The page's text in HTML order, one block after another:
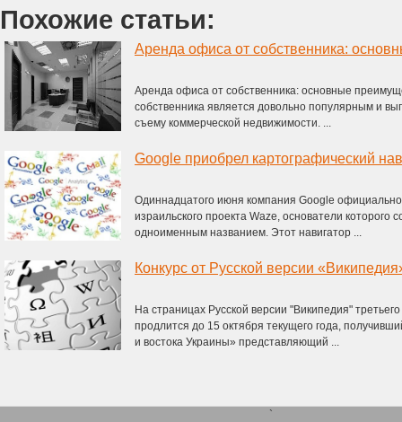
Похожие статьи:
Аренда офиса от собственника:
Аренда офиса от собственника: основные
собственника является довольно популярным и
съему коммерческой недвижимости. ...
Google приобрел картографический
Одиннадцатого июня компания Google
израильского проекта Waze, основатели которого
одноименным названием. Этот навигатор ...
На страницах Русской версии "Википедия"
продлится до 15 октября текущего года,
и востока Украины» представляющий ...
`